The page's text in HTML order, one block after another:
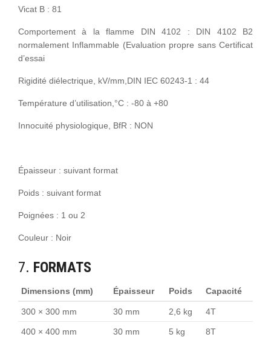
Vicat B : 81
Comportement à la flamme DIN 4102 : DIN 4102 B2
normalement Inflammable (Evaluation propre sans Certificat
d’essai
Rigidité diélectrique, kV/mm,DIN IEC 60243-1 : 44
Température d’utilisation,°C : -80 à +80
Innocuité physiologique, BfR : NON
Épaisseur : suivant format
Poids : suivant format
Poignées : 1 ou 2
Couleur : Noir
7. FORMATS
Dimensions (mm) Épaisseur Poids Capacité
300 × 300 mm 30 mm 2,6 kg 4T
400 × 400 mm 30 mm 5 kg 8T